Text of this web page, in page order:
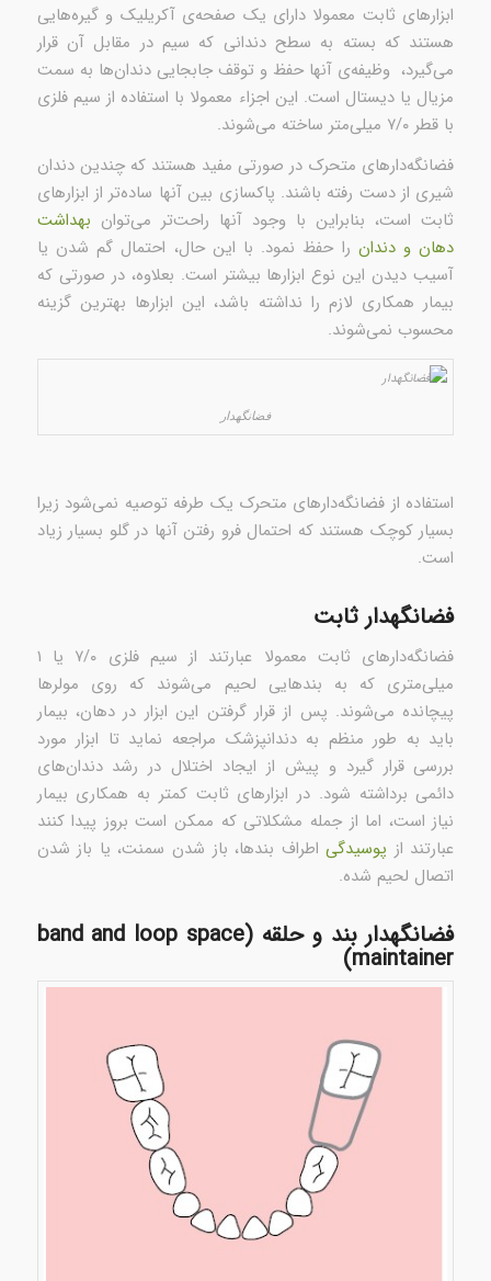
ابزارهای ثابت معمولا دارای یک صفحه‌ی آکریلیک و گیره‌هایی
هستند که بسته به سطح دندانی که سیم در مقابل آن قرار
می‌گیرد، وظیفه‌ی آنها حفظ و توقف جابجایی دندان‌ها به سمت
مزیال یا دیستال است. این اجزاء معمولا با استفاده از سیم فلزی
با قطر ۷/۰ میلی‌متر ساخته می‌شوند.
فضانگه‌دارهای متحرک در صورتی مفید هستند که چندین دندان
شیری از دست رفته باشند. پاکسازی بین آنها ساده‌تر از ابزارهای
ثابت است، بنابراین با وجود آنها راحت‌تر می‌توان بهداشت
دهان و دندان را حفظ نمود. با این حال، احتمال گم شدن یا
آسیب دیدن این نوع ابزارها بیشتر است. بعلاوه، در صورتی که
بیمار همکاری لازم را نداشته باشد، این ابزارها بهترین گزینه
محسوب نمی‌شوند.
فضانگهدار
استفاده از فضانگه‌دارهای متحرک یک طرفه توصیه نمی‌شود زیرا
بسیار کوچک هستند که احتمال فرو رفتن آنها در گلو بسیار زیاد
است.
فضانگهدار ثابت
فضانگه‌دارهای ثابت معمولا عبارتند از سیم فلزی ۷/۰ یا ۱
میلی‌متری که به بندهایی لحیم می‌شوند که روی مولرها
پیچانده می‌شوند. پس از قرار گرفتن این ابزار در دهان، بیمار
باید به طور منظم به دندانپزشک مراجعه نماید تا ابزار مورد
بررسی قرار گیرد و پیش از ایجاد اختلال در رشد دندان‌های
دائمی برداشته شود. در ابزارهای ثابت کمتر به همکاری بیمار
نیاز است، اما از جمله مشکلاتی که ممکن است بروز پیدا کنند
عبارتند از پوسیدگی اطراف بندها، باز شدن سمنت، یا باز شدن
اتصال لحیم شده.
فضانگهدار بند و حلقه (band and loop space
maintainer)